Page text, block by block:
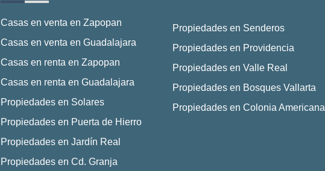
Casas en venta en Zapopan
Casas en venta en Guadalajara
Casas en renta en Zapopan
Casas en renta en Guadalajara
Propiedades en Solares
Propiedades en Puerta de Hierro
Propiedades en Jardín Real
Propiedades en Cd. Granja
Propiedades en Senderos
Propiedades en Providencia
Propiedades en Valle Real
Propiedades en Bosques Vallarta
Propiedades en Colonia Americana